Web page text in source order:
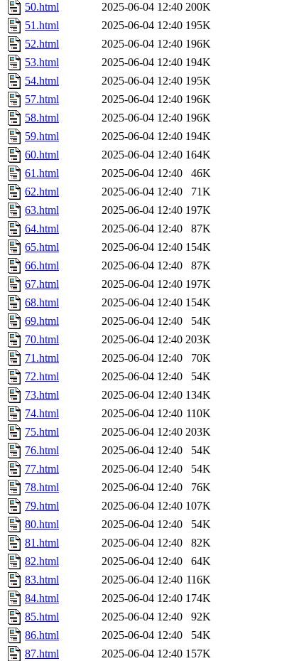
50.html
2025-06-04 12:40 200K
51.html
2025-06-04 12:40 195K
52.html
2025-06-04 12:40 196K
53.html
2025-06-04 12:40 194K
54.html
2025-06-04 12:40 195K
57.html
2025-06-04 12:40 196K
58.html
2025-06-04 12:40 196K
59.html
2025-06-04 12:40 194K
60.html
2025-06-04 12:40 164K
61.html
2025-06-04 12:40
46K
62.html
2025-06-04 12:40
71K
63.html
2025-06-04 12:40 197K
64.html
2025-06-04 12:40
87K
65.html
2025-06-04 12:40 154K
66.html
2025-06-04 12:40
87K
67.html
2025-06-04 12:40 197K
68.html
2025-06-04 12:40 154K
69.html
2025-06-04 12:40
54K
70.html
2025-06-04 12:40 203K
71.html
2025-06-04 12:40
70K
72.html
2025-06-04 12:40
54K
73.html
2025-06-04 12:40 134K
74.html
2025-06-04 12:40 110K
75.html
2025-06-04 12:40 203K
76.html
2025-06-04 12:40
54K
77.html
2025-06-04 12:40
54K
78.html
2025-06-04 12:40
76K
79.html
2025-06-04 12:40 107K
80.html
2025-06-04 12:40
54K
81.html
2025-06-04 12:40
82K
82.html
2025-06-04 12:40
64K
83.html
2025-06-04 12:40 116K
84.html
2025-06-04 12:40 174K
85.html
2025-06-04 12:40
92K
86.html
2025-06-04 12:40
54K
87.html
2025-06-04 12:40 157K